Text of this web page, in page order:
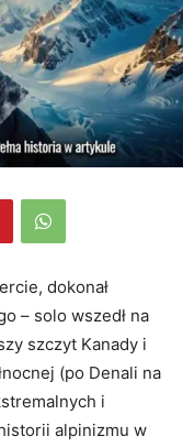
dokonał
– solo wszedł na
szczyt Kanady i
(po Denali na
i
alpinizmu w